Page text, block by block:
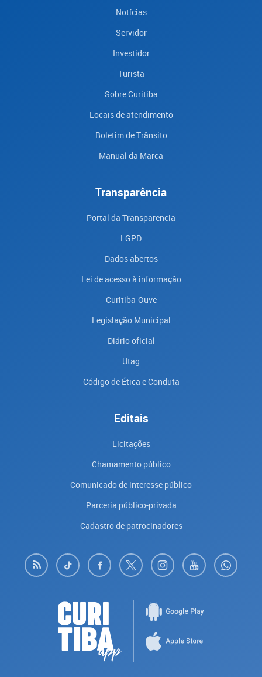
Notícias
Servidor
Investidor
Turista
Sobre Curitiba
Locais de atendimento
Boletim de Trânsito
Manual da Marca
Transparência
Portal da Transparencia
LGPD
Dados abertos
Lei de acesso à informação
Curitiba-Ouve
Legislação Municipal
Diário oficial
Utag
Código de Ética e Conduta
Editais
Licitações
Chamamento público
Comunicado de interesse público
Parceria público-privada
Cadastro de patrocinadores